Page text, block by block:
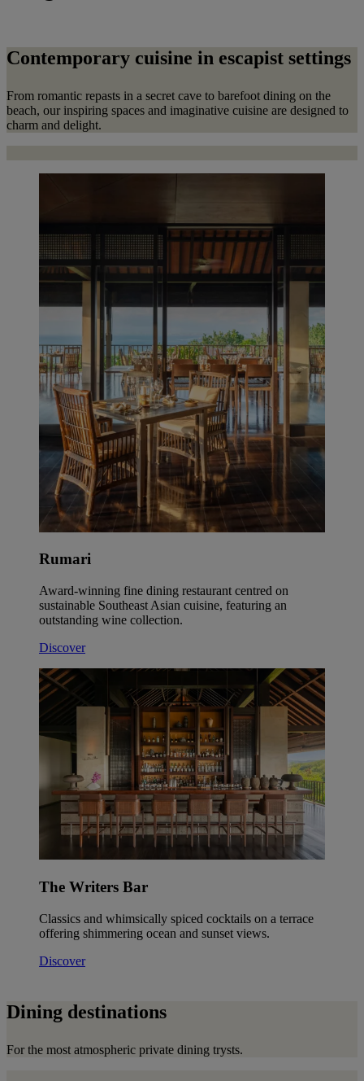
Contemporary cuisine in escapist settings
From romantic repasts in a secret cave to barefoot dining on the
beach, our inspiring spaces and imaginative cuisine are designed to
charm and delight.
Rumari
Award-winning fine dining restaurant centred on
sustainable Southeast Asian cuisine, featuring an
outstanding wine collection.
Discover
The Writers Bar
Classics and whimsically spiced cocktails on a terrace
offering shimmering ocean and sunset views.
Discover
Dining destinations
For the most atmospheric private dining trysts.